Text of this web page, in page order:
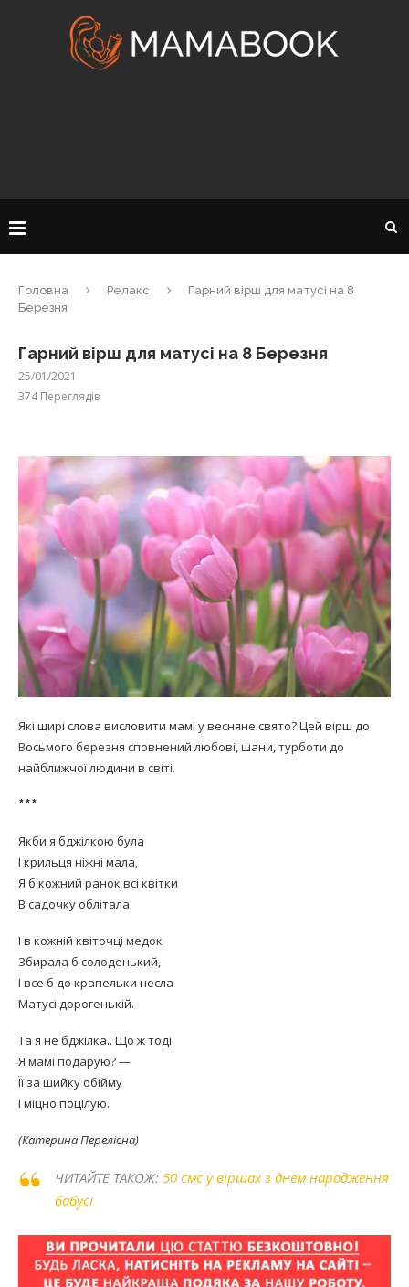
Головна Релакс
Гарний вірш для матусі на 8
Березня
Гарний вірш для матусі на 8 Березня
25/01/2021
374Переглядів
Які щирі слова висловити мамі у весняне свято? Цей вірш до
Восьмого березня сповнений любові, шани, турботи до
найближчої людини в світі.
***
Якби я бджілкою була
І крильця ніжні мала,
Я б кожний ранок всі квітки
В садочку облітала.
І в кожній квіточці медок
Збирала б солоденький,
І все б до крапельки несла
Матусі дорогенькій.
Та я не бджілка.. Що ж тоді
Я мамі подарую? —
Її за шийку обійму
І міцно поцілую.
(Катерина Перелісна)
ЧИТАЙТЕ ТАКОЖ: 50 смс у віршах з днем народження
бабусі